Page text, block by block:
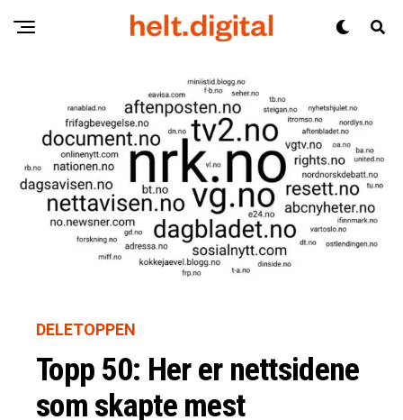
DELETOPPEN
Topp 50: Her er nettsidene
som skapte mest